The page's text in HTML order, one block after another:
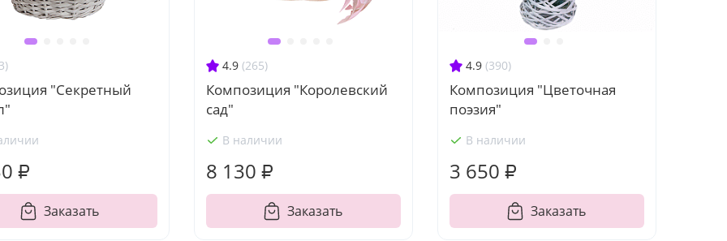
"Секретный
₽
Заказать
4.9 (265)
Композиция "Королевский
сад"
В наличии
8 130 ₽
Заказать
4.9 (390)
Композиция "Цветочная
поэзия"
В наличии
3 650 ₽
Заказать